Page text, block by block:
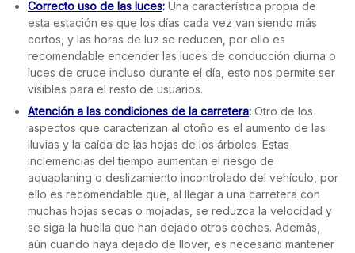
Correcto uso de las luces: Una característica propia de
esta estación es que los días cada vez van siendo más
cortos, y las horas de luz se reducen, por ello es
recomendable encender las luces de conducción diurna o
luces de cruce incluso durante el día, esto nos permite ser
visibles para el resto de usuarios.
Atención a las condiciones de la carretera: Otro de los
aspectos que caracterizan al otoño es el aumento de las
lluvias y la caída de las hojas de los árboles. Estas
inclemencias del tiempo aumentan el riesgo de
aquaplaning o deslizamiento incontrolado del vehículo, por
ello es recomendable que, al llegar a una carretera con
muchas hojas secas o mojadas, se reduzca la velocidad y
se siga la huella que han dejado otros coches. Además,
aún cuando haya dejado de llover, es necesario mantener